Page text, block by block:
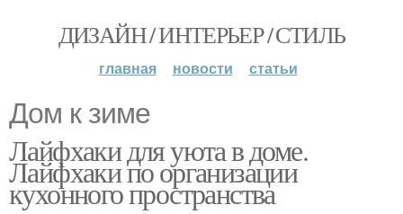
ДИЗАЙН / ИНТЕРЬЕР / СТИЛЬ
главная новости статьи
Дом к зиме
Лайфхаки для уюта в доме.
Лайфхаки по организации
кухонного пространства